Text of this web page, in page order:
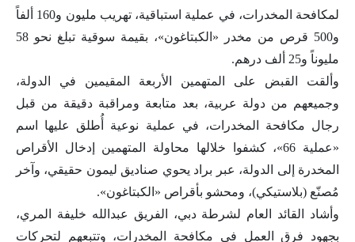
لمكافحة المخدرات، في عملية استباقية، تهريب مليون و160 ألفاً
و500 قرص من مخدر «الكبتاغون»، بقيمة سوقية تبلغ نحو 58
مليوناً و25 ألف درهم.
وألقت القبض على المتهمين الأربعة المقيمين في الدولة،
وجميعهم من دولة عربية، بعد متابعة ومراقبة دقيقة من قبل
رجال مكافحة المخدرات، في عملية نوعية أُطلق عليها اسم
«عملية 66»، كشفوا خلالها محاولة المتهمين إدخال الأقراص
المخدرة إلى الدولة، عبر براد يحوي صناديق ليمون حقيقي، وآخر
مُصنّع (بلاستيكي)، ومحشو بأقراص «الكبتاغون».
وأشاد القائد العام لشرطة دبي، الفريق عبدالله خليفة المري،
بجهود فرق العمل في مكافحة المخدرات، وتتبعهم لتحركات